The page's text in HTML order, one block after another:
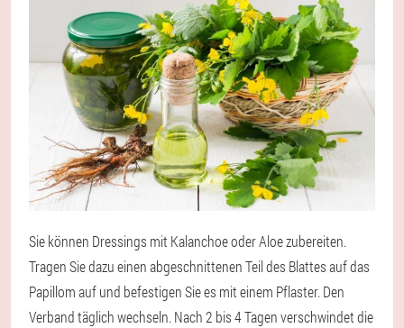
Sie können Dressings mit Kalanchoe oder Aloe zubereiten.
Tragen Sie dazu einen abgeschnittenen Teil des Blattes auf das
Papillom auf und befestigen Sie es mit einem Pflaster. Den
Verband täglich wechseln. Nach 2 bis 4 Tagen verschwindet die